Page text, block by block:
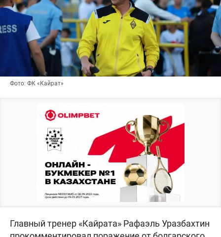
Фото: ФК «Кайрат»
Главный тренер «Кайрата» Рафаэль Уразбахтин